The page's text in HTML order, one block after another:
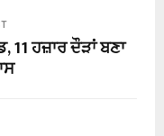
ਹਜ਼ਾਰ ਦੌੜਾਂ ਬਣਾ